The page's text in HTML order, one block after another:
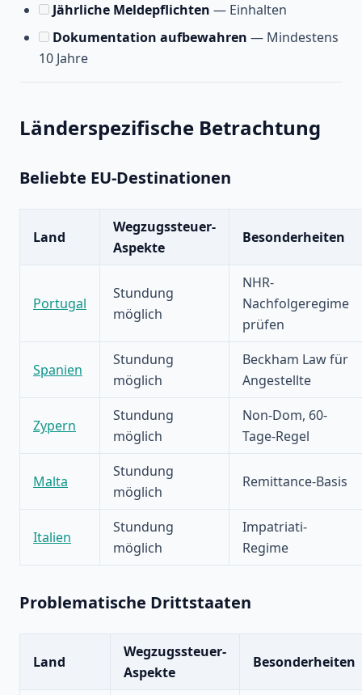
Jährliche Meldepflichten — Einhalten
Dokumentation aufbewahren — Mindestens
10 Jahre
Länderspezifische Betrachtung
Beliebte EU-Destinationen
Land
Wegzugssteuer-
Aspekte
Besonderheiten
Portugal
Stundung
möglich
NHR-
Nachfolgeregime
prüfen
Spanien
Stundung
möglich
Beckham Law für
Angestellte
Zypern
Stundung
möglich
Non-Dom, 60-
Tage-Regel
Malta
Stundung
möglich
Remittance-Basis
Italien
Stundung
möglich
Impatriati-
Regime
Problematische Drittstaaten
Land
Wegzugssteuer-
Aspekte
Besonderheiten